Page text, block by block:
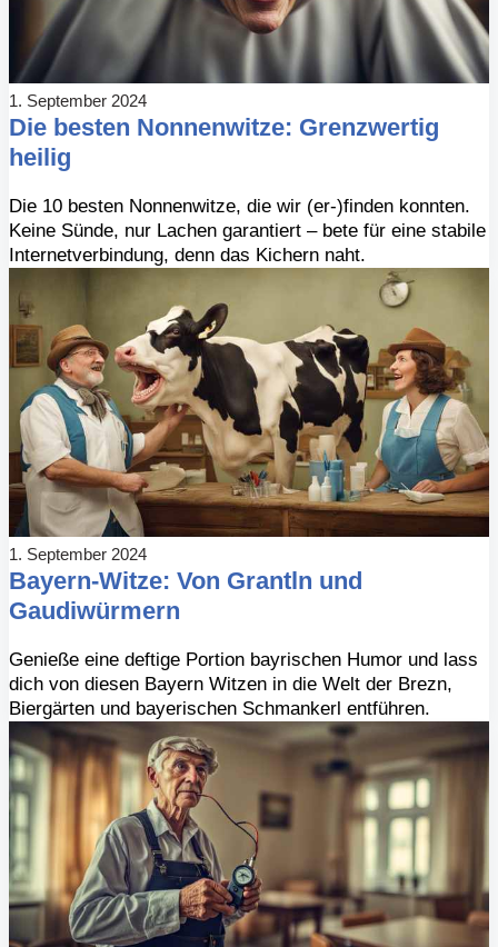
1. September 2024
Die besten Nonnenwitze: Grenzwertig
heilig
Die 10 besten Nonnenwitze, die wir (er-)finden konnten.
Keine Sünde, nur Lachen garantiert – bete für eine stabile
Internetverbindung, denn das Kichern naht.
1. September 2024
Bayern-Witze: Von Grantln und
Gaudiwürmern
Genieße eine deftige Portion bayrischen Humor und lass
dich von diesen Bayern Witzen in die Welt der Brezn,
Biergärten und bayerischen Schmankerl entführen.